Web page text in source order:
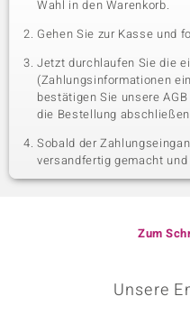
Wahl in den Warenkorb.
Gehen Sie zur Kasse und
Jetzt durchlaufen Sie die
(Zahlungsinformationen
bestätigen Sie unsere
die Bestellung
Sobald der
versandfertig gemacht
Zum
Unsere